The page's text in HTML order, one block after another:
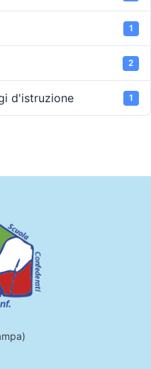
1
2
d'istruzione 1